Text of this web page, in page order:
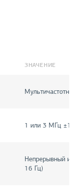
ЗНАЧЕНИЕ
1 или 3 МГц ±10
Непрерывный и
16 Гц)